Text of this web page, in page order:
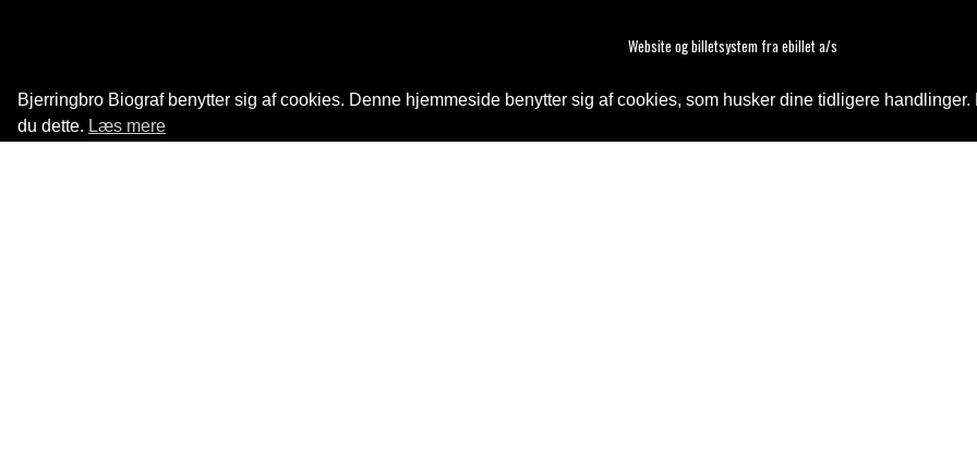
Bjerringbro Biograf benytter sig af cookies. Denne hjemmeside benytter sig af cookies, som husker dine tidligere
du dette. Læs mere
Website og billetsystem fra ebillet a/s